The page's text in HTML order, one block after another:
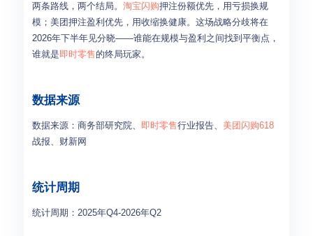
两条路线，两个结局。 淘宝闪购押注份额优先，用亏损换规
模；美团押注盈利优先，用收缩换健康。这场战略分歧将在
2026年下半年见分晓——谁能在规模与盈利之间找到平衡点，
谁就是即时零售的终局玩家。
数据来源
数据来源：商务部研究院、 即时零售行业报告、 美团闪购618
战报、财新网
统计周期
统计周期：2025年Q4-2026年Q2